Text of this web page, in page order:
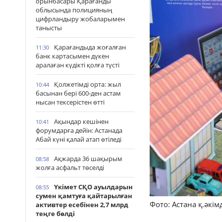
облысында полицияның
цифрландыру жобаларымен
танысты
11:30
Қарағандыда жоғалған
банк картасымен дүкен
аралаған күдікті қолға түсті
10:44
Қолжетімді орта: жыл
басынан бері 600-ден астам
нысан тексерістен өтті
10:41
Ақындар кешінен
форумдарға дейін: Астанада
Абай күні қалай атап өтіледі
08:58
Ақжарда 36 шақырым
жолға асфальт төселді
08:55
Үкімет СҚО ауылдарын
сумен қамтуға қайтарылған
активтер есебінен 2,7 млрд
теңге бөлді
Фото: Астана